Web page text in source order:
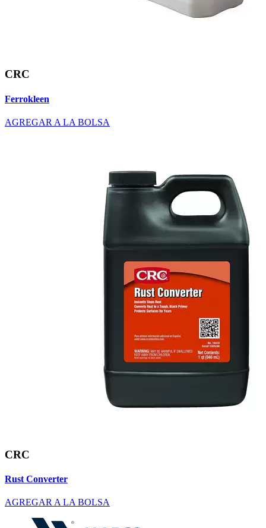
CRC
Ferrokleen
AGREGAR A LA BOLSA
CRC
Rust Converter
AGREGAR A LA BOLSA